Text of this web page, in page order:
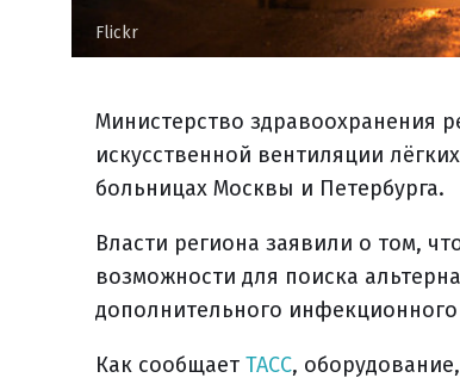
Flickr
Министерство здравоохранения
искусственной вентиляции
больницах Москвы и Петербурга.
Власти региона заявили о том,
возможности для поиска
дополнительного
Как сообщает ТАСС,